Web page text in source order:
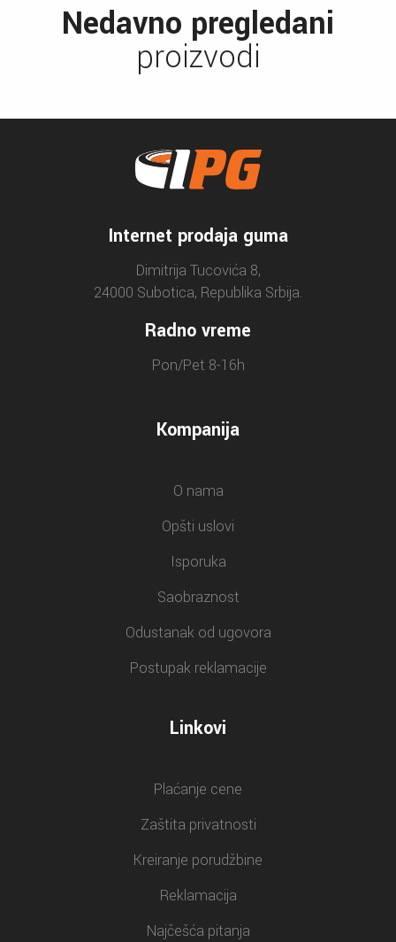
Nedavno pregledani
proizvodi
Internet prodaja guma
Dimitrija Tucovića 8,
24000 Subotica, Republika Srbija.
Radno vreme
Pon/Pet 8-16h
Kompanija
O nama
Opšti uslovi
Isporuka
Saobraznost
Odustanak od ugovora
Postupak reklamacije
Linkovi
Plaćanje cene
Zaštita privatnosti
Kreiranje porudžbine
Reklamacija
Najčešća pitanja